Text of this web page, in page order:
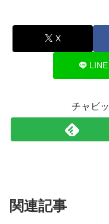
X
LINE
チャビ
関連記事